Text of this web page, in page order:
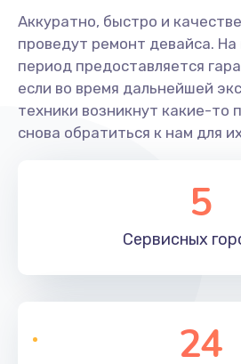
Аккуратно, быстро и
проведут ремонт девайса.
период предоставляется
если во время дальнейшей
техники возникнут какие-то
снова обратиться к нам для
5
Сервисных
24